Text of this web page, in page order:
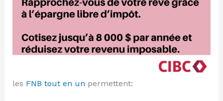
les FNB tout en un permettent: